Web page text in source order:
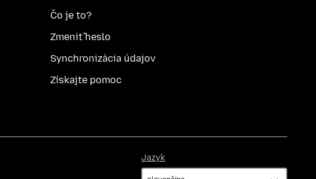
Čo je to?
Zmeniť heslo
Synchronizácia údajov
Získajte pomoc
Jazyk